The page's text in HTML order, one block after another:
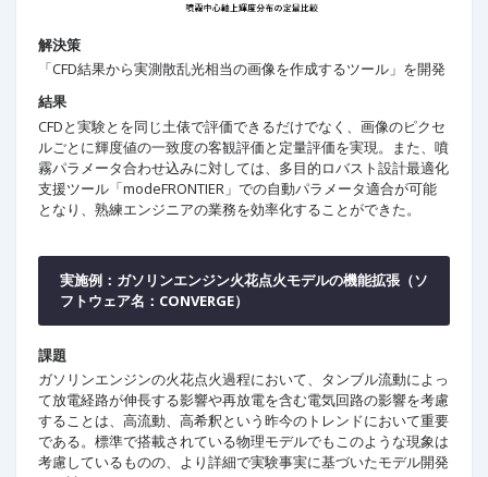
解決策
「CFD結果から実測散乱光相当の画像を作成するツール」を開発
結果
CFDと実験とを同じ土俵で評価できるだけでなく、画像のピクセ
ルごとに輝度値の一致度の客観評価と定量評価を実現。また、噴
霧パラメータ合わせ込みに対しては、多目的ロバスト設計最適化
支援ツール「modeFRONTIER」での自動パラメータ適合が可能
となり、熟練エンジニアの業務を効率化することができた。
実施例：ガソリンエンジン火花点火モデルの機能拡張（ソ
フトウェア名：CONVERGE）
課題
ガソリンエンジンの火花点火過程において、タンブル流動によっ
て放電経路が伸長する影響や再放電を含む電気回路の影響を考慮
することは、高流動、高希釈という昨今のトレンドにおいて重要
である。標準で搭載されている物理モデルでもこのような現象は
考慮しているものの、より詳細で実験事実に基づいたモデル開発